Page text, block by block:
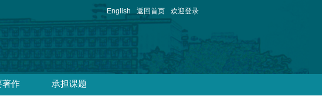
English 返回首页 欢迎登录
著作 承担课题